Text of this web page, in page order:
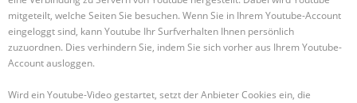
mitgeteilt, welche Seiten Sie besuchen. Wenn Sie in Ihrem Youtube-Account
eingeloggt sind, kann Youtube Ihr Surfverhalten Ihnen persönlich
zuzuordnen. Dies verhindern Sie, indem Sie sich vorher aus Ihrem Youtube-
Account ausloggen.
Wird ein Youtube-Video gestartet, setzt der Anbieter Cookies ein, die